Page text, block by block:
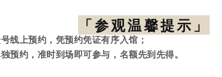
「参观温馨提示」
线上预约，凭预约凭证有序入馆；
预约，准时到场即可参与，名额先到先得。